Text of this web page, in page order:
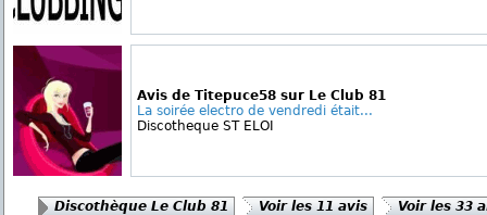
Avis de Titepuce58 sur Le Club 81
La soirée electro de vendredi était...
Discotheque ST ELOI
Discothèque Le Club 81 Voir les 11 avis
Voir les 33